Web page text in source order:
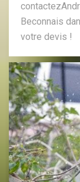
Beconnais
votre devis !